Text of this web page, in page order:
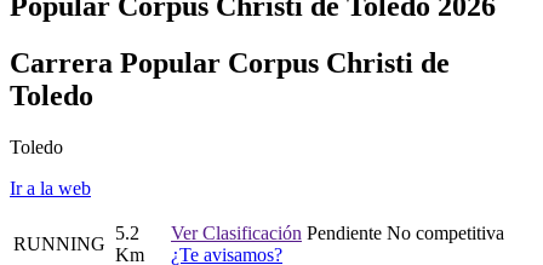
Carrera Popular Corpus Christi de
Toledo
Toledo
Ir a la web
RUNNING
5.2
Km
Ver Clasificación Pendiente No competitiva
¿Te avisamos?